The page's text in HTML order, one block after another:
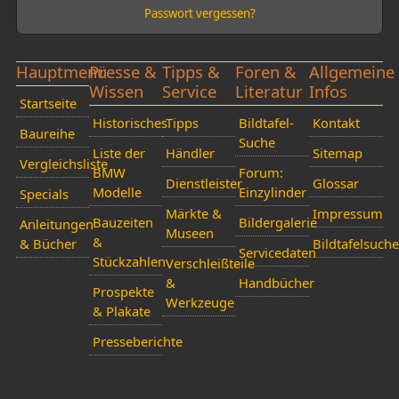
Passwort vergessen?
Hauptmenü
Startseite
Baureihe
Vergleichsliste
Specials
Anleitungen
& Bücher
Presse &
Wissen
Historisches
Liste der
BMW
Modelle
Bauzeiten
&
Stückzahlen
Prospekte
& Plakate
Presseberichte
Tipps &
Service
Tipps
Händler
Dienstleister
Märkte &
Museen
Verschleißteile
&
Werkzeuge
Foren &
Literatur
Bildtafel-
Suche
Forum:
Einzylinder
Bildergalerie
Servicedaten
Handbücher
Allgemeine
Infos
Kontakt
Sitemap
Glossar
Impressum
Bildtafelsuche